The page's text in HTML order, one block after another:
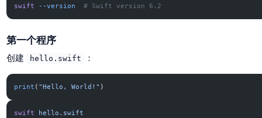
swift --version
  # Swift version 6.2
第一个程序
创建 hello.swift ：
print ( "Hello, World!" )
swift hello.swift